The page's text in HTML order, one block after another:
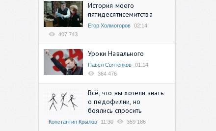
История моего
пятидесятисемитства
Егор Холмогоров 02:14
407 743
Уроки Навального
Павел Святенков 01:14
364 476
Всё, что вы хотели знать
о педофилии, но
боялись спросить
Константин Крылов 11:30 359 186